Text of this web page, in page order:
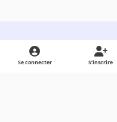
Light ModeDark ModeSystem Preference
Se connecter S’inscrire